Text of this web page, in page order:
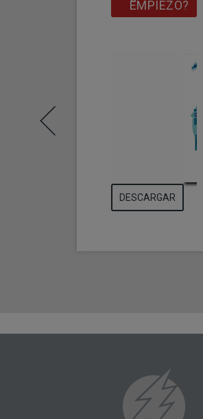
EMPIEZO?
DESCARGAR